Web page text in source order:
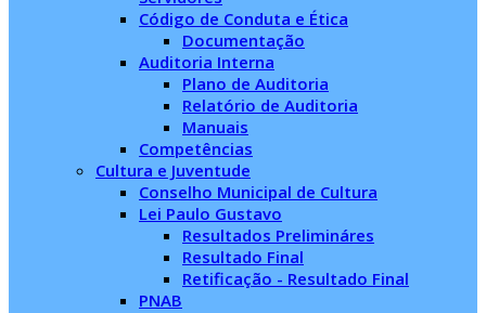
Código de Conduta e Ética
Documentação
Auditoria Interna
Plano de Auditoria
Relatório de Auditoria
Manuais
Competências
Cultura e Juventude
Conselho Municipal de Cultura
Lei Paulo Gustavo
Resultados Prelimináres
Resultado Final
Retificação - Resultado Final
PNAB